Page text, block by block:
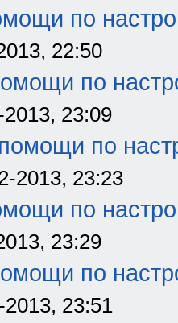
по
22:50
по
23:09
по
2013, 23:23
по
23:29
по
23:51